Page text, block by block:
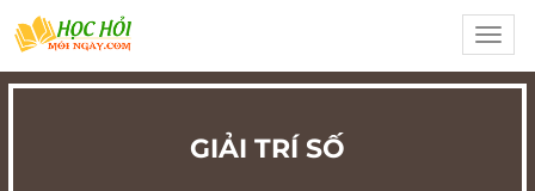
GIẢI TRÍ SỐ